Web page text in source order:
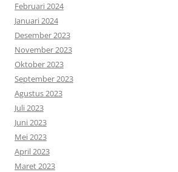
Februari 2024
Januari 2024
Desember 2023
November 2023
Oktober 2023
September 2023
Agustus 2023
Juli 2023
Juni 2023
Mei 2023
April 2023
Maret 2023